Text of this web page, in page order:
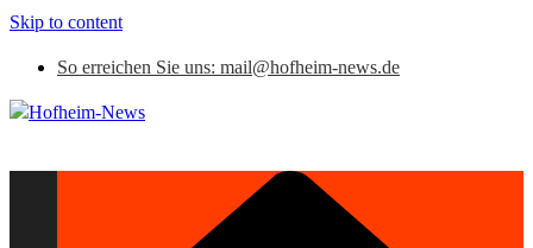
Skip to content
So erreichen Sie uns: mail@hofheim-news.de